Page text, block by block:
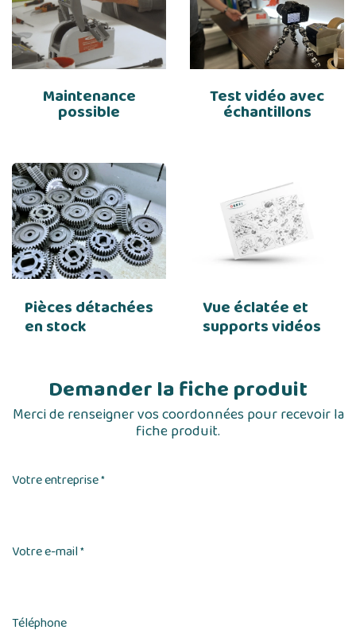
Maintenance
possible
Test vidéo avec
échantillons
Pièces détachées
en stock
Vue éclatée et
supports vidéos
Demander la fiche produit
Merci de renseigner vos coordonnées pour recevoir la
fiche produit.
Votre entreprise*
Votre e-mail*
Téléphone